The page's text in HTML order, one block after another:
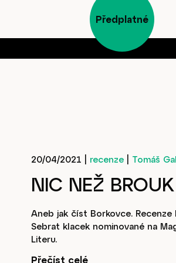
Předplatné
20/04/2021 recenze Tomáš
NIC NEŽ BROUK
Aneb jak číst Borkovce. Recenze
Sebrat klacek nominované na
Literu.
Přečíst celé